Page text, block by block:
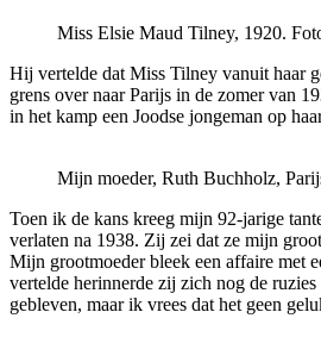
Miss Elsie Maud Tilney, 1920.
Hij vertelde dat Miss Tilney vanuit haar
grens over naar Parijs in de zomer van
in het kamp een Joodse jongeman op
Mijn moeder, Ruth Buchholz,
Toen ik de kans kreeg mijn 92-jarige
verlaten na 1938. Zij zei dat ze mijn
Mijn grootmoeder bleek een affaire met
vertelde herinnerde zij zich nog de
gebleven, maar ik vrees dat het geen